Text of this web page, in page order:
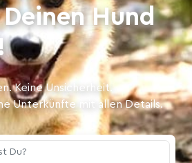
Hund
Keine Unsicherheit.
Unterkünfte mit allen Details.
Du?